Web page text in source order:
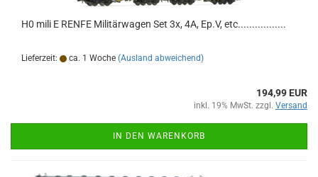
H0 mili E RENFE Militärwagen Set 3x, 4A, Ep.V, etc.................
Lieferzeit: ca. 1 Woche (Ausland abweichend)
194,99 EUR
inkl. 19% MwSt. zzgl. Versand
IN DEN WARENKORB